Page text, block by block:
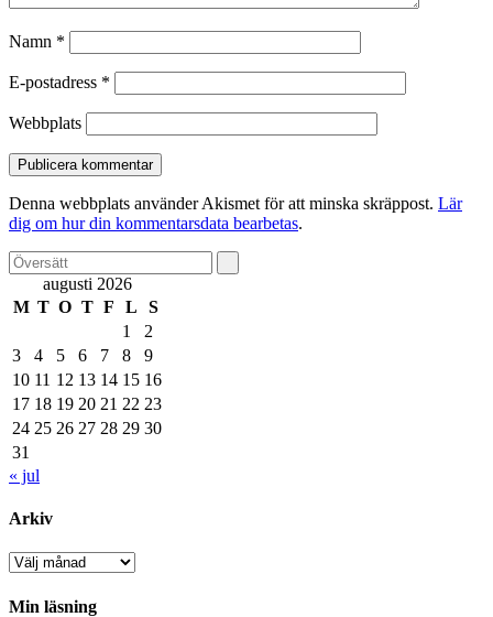
Namn *
E-postadress *
Webbplats
Denna webbplats använder Akismet för att minska skräppost. Lär
dig om hur din kommentarsdata bearbetas.
augusti 2026
M T O T F L
S
1
2
3
4 5 6 7 8
9
10 11 12 13 14 15 16
17 18 19 20 21 22 23
24 25 26 27 28 29 30
31
« jul
Arkiv
Arkiv
Min läsning